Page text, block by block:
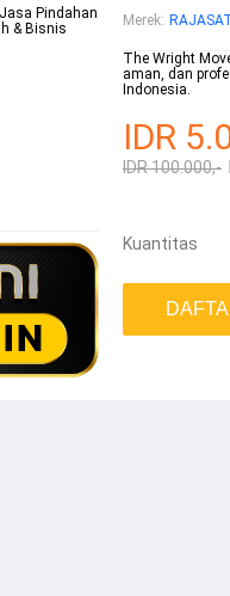
Merek:
The Wright
aman, dan
Indonesia.
IDR
IDR 100.000,-
Kuantitas